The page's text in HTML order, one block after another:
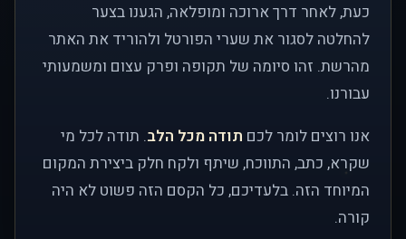
כעת, לאחר דרך ארוכה ומופלאה, הגענו בצער
להחלטה לסגור את שערי הפורטל ולהוריד את האתר
מהרשת. זהו סיומה של תקופה ופרק עצום ומשמעותי
עבורנו.
אנו רוצים לומר לכם תודה מכל הלב. תודה לכל מי
שקרא, כתב, התווכח, שיתף ולקח חלק ביצירת המקום
המיוחד הזה. בלעדיכם, כל הקסם הזה פשוט לא היה
קורה.